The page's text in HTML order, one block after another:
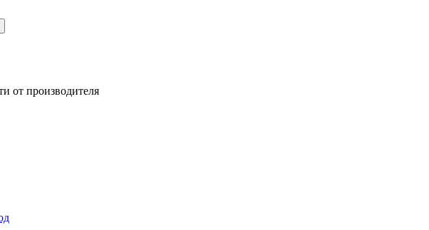
от производителя